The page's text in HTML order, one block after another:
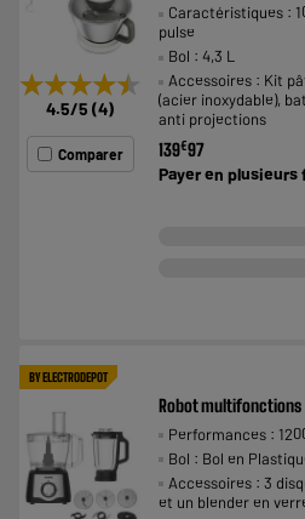
★★★★★
★★★★★
4.5/5 (4)
Comparer
Caractéristiques :
pulse
Bol : 4,3 L
Accessoires : Kit
(acier inoxydable),
anti projections
139€97
Payer en plusieurs
BY ELECTRODEPOT
Robot multifonctions
Performances :
Bol : Bol en
Accessoires : 3
et un blender en